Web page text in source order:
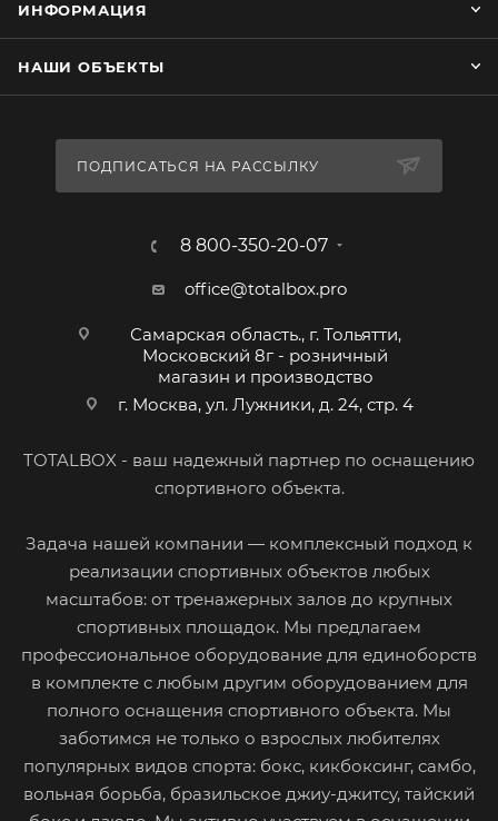
ИНФОРМАЦИЯ
НАШИ ОБЪЕКТЫ
ПОДПИСАТЬСЯ НА РАССЫЛКУ
8 800-350-20-07
office@totalbox.pro
Самарская область., г. Тольятти,
Московский 8г - розничный
магазин и производство
г. Москва, ул. Лужники, д. 24, стр. 4
TOTALBOX - ваш надежный партнер по оснащению
спортивного объекта.
Задача нашей компании — комплексный подход к
реализации спортивных объектов любых
масштабов: от тренажерных залов до крупных
спортивных площадок. Мы предлагаем
профессиональное оборудование для единоборств
в комплекте с любым другим оборудованием для
полного оснащения спортивного объекта. Мы
заботимся не только о взрослых любителях
популярных видов спорта: бокс, кикбоксинг, самбо,
вольная борьба, бразильское джиу-джитсу, тайский